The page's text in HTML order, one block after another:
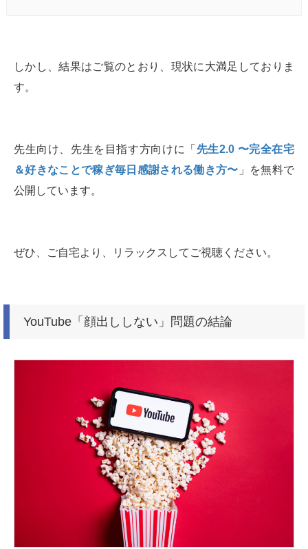
しかし、結果はご覧のとおり、現状に大満足しておりま
す。
先生向け、先生を目指す方向けに「 先生2.0 〜完全在宅
＆好きなことで稼ぎ毎日感謝される働き方〜 」を無料で
公開しています。
ぜひ、ご自宅より、リラックスしてご視聴ください。
YouTube「顔出ししない」問題の結論